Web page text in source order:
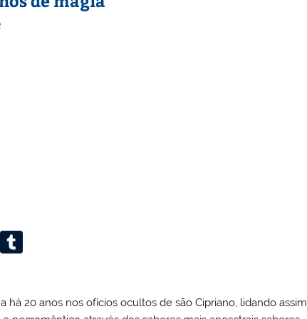
Li
bl
há 20 anos nos ofícios ocultos de são Cipriano, lidando assim